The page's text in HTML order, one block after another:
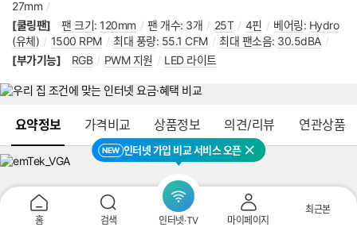
NEW 인터넷 가입 비교 서비스 오픈 닫기
홈 검색 인터넷·TV 마이페이지
최근본
m /
[쿨링팬]
팬 크기 : 120mm / 팬 개수:3개 / 25T / 4핀 / 베어링:Hydro(유
체) / 1500 RPM / 최대 풍량:55.1 CFM / 최대 팬소음:30.5dBA /
[부가기능]
RGB PWM 지원 LED 라이트
요약정보 가격비교 상품정보 의견/리뷰 연관상품
이
페
이
지